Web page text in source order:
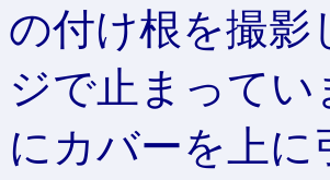
の付け根を撮影
ジで止まって
にカバーを上